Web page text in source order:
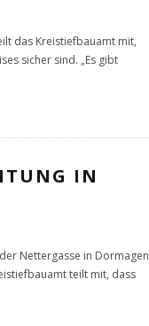
das Kreistiefbauamt mit,
sicher sind. „Es gibt
IN
Nettergasse in Dormagen
teilt mit, dass